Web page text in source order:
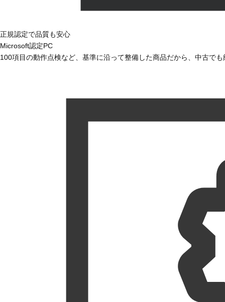
正規認定で品質も安心
Microsoft認定PC
100項目の動作点検など、基準に沿って整備した商品だから、中古で